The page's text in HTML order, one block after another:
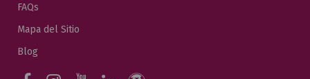
FAQs
Mapa del Sitio
Blog